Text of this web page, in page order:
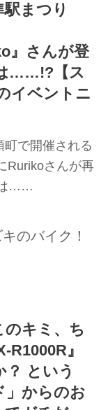
駅まつり
』さんが登
……!?【ス
イベントニ
で開催される
Rurikoさんが再
は……
のバイク！
のキミ、ち
R1000R』
という
」からのお